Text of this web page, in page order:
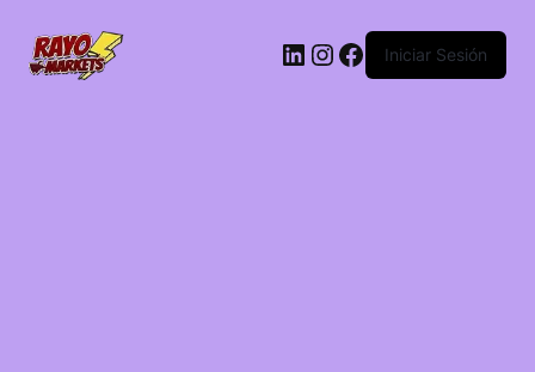
LinkedIn
Instagram
Facebook
Iniciar Sesión